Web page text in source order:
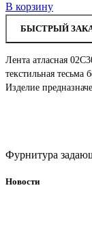
В корзину
БЫСТРЫЙ
Лента атласная
текстильная тесьма
Изделие
Фурнитура
Новости